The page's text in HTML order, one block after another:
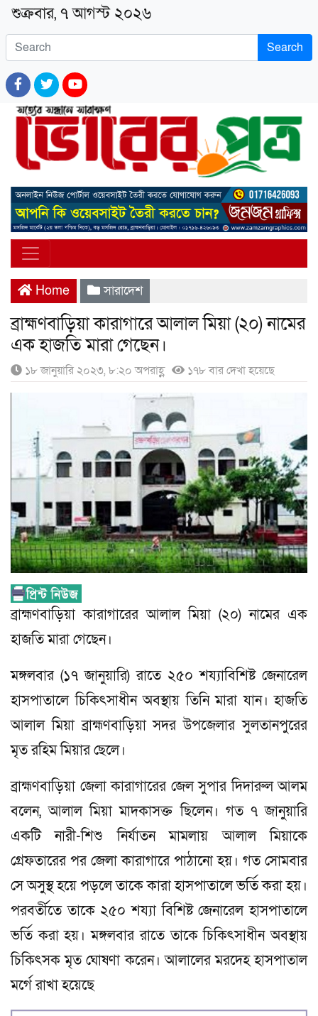
শুক্রবার, ৭ আগস্ট ২০২৬
Search
Home সারাদেশ
ব্রাহ্মণবাড়িয়া কারাগারে আলাল মিয়া (২০) নামের
এক হাজতি মারা গেছেন।
১৮ জানুয়ারি ২০২৩, ৮:২০ অপরাহ্ণ ১৭৮ বার দেখা হয়েছে
ব্রাহ্মণবাড়িয়া কারাগারের আলাল মিয়া (২০) নামের এক
হাজতি মারা গেছেন।
মঙ্গলবার (১৭ জানুয়ারি) রাতে ২৫০ শয্যাবিশিষ্ট জেনারেল
হাসপাতালে চিকিৎসাধীন অবস্থায় তিনি মারা যান। হাজতি
আলাল মিয়া ব্রাহ্মণবাড়িয়া সদর উপজেলার সুলতানপুরের
মৃত রহিম মিয়ার ছেলে।
ব্রাহ্মণবাড়িয়া জেলা কারাগারের জেল সুপার দিদারুল আলম
বলেন, আলাল মিয়া মাদকাসক্ত ছিলেন। গত ৭ জানুয়ারি
একটি নারী-শিশু নির্যাতন মামলায় আলাল মিয়াকে
গ্রেফতারের পর জেলা কারাগারে পাঠানো হয়। গত সোমবার
সে অসুস্থ হয়ে পড়লে তাকে কারা হাসপাতালে ভর্তি করা হয়।
পরবর্তীতে তাকে ২৫০ শয্যা বিশিষ্ট জেনারেল হাসপাতালে
ভর্তি করা হয়। মঙ্গলবার রাতে তাকে চিকিৎসাধীন অবস্থায়
চিকিৎসক মৃত ঘোষণা করেন। আলালের মরদেহ হাসপাতাল
মর্গে রাখা হয়েছে